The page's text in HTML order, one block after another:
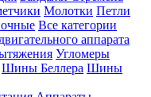
Молотки Петли
Все категории
аппарата
Угломеры
Шины Беллера Шины